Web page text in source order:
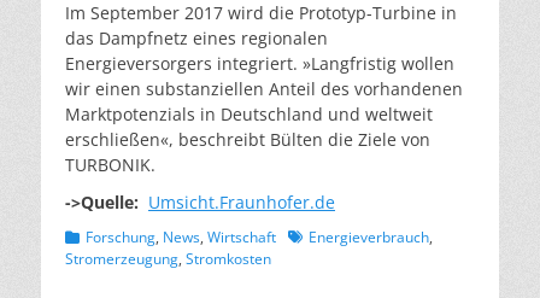
Im September 2017 wird die Prototyp-Turbine in
das Dampfnetz eines regionalen
Energieversorgers integriert. »Langfristig wollen
wir einen substanziellen Anteil des vorhandenen
Marktpotenzials in Deutschland und weltweit
erschließen«, beschreibt Bülten die Ziele von
TURBONIK.
->Quelle: Umsicht.Fraunhofer.de
Kategorien
Forschung, News, Wirtschaft Schlagworte
Energieverbrauch,
Stromerzeugung, Stromkosten